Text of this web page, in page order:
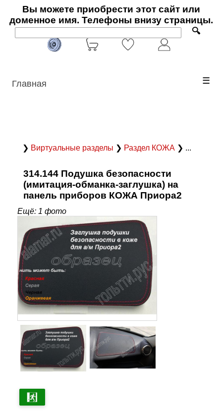
Вы можете приобрести этот сайт или
доменное имя. Телефоны внизу страницы.
🔍
Главная ☰
❯ Виртуальные разделы ❯ Раздел КОЖА ❯ ...
314.144 Подушка безопасности
(имитация-обманка-заглушка) на
панель приборов КОЖА Приора2
Ещё: 1 фото